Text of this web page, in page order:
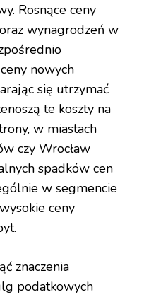
Rosnące ceny
wynagrodzeń w
nowych
się utrzymać
te koszty na
w miastach
czy Wrocław
spadków cen
w segmencie
ceny
znaczenia
podatkowych